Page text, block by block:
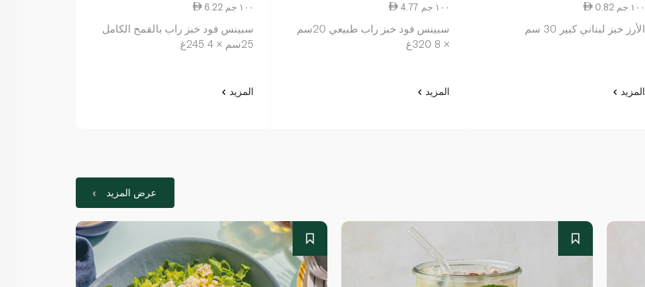
0.82 ١٠٠ جم
الأرز خبز لبناني كبير 30 سم
المزيد
4.77 ١٠٠ جم
سبينس فود خبز راب طبيعي 20سم
× 8 320غ
المزيد
6.22 ١٠٠ جم
سبينس فود خبز راب بالقمح الكامل
25سم × 4 245غ
المزيد
عرض المزيد